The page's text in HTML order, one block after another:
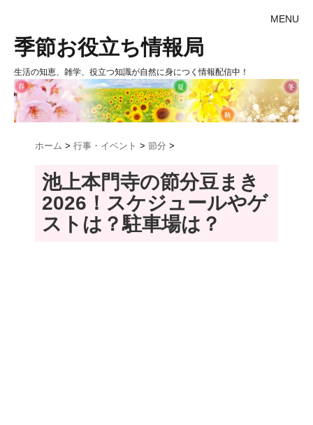
MENU
季節お役立ち情報局
生活の知恵、雑学、役立つ知識が自然に身につく情報配信中！
ホーム > 行事・イベント > 節分 >
池上本門寺の節分豆まき
2026！スケジュールやゲ
ストは？駐車場は？